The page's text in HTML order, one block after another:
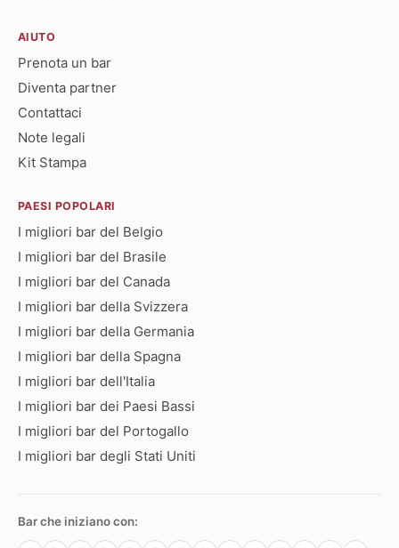
AIUTO
Prenota un bar
Diventa partner
Contattaci
Note legali
Kit Stampa
PAESI POPOLARI
I migliori bar del Belgio
I migliori bar del Brasile
I migliori bar del Canada
I migliori bar della Svizzera
I migliori bar della Germania
I migliori bar della Spagna
I migliori bar dell'Italia
I migliori bar dei Paesi Bassi
I migliori bar del Portogallo
I migliori bar degli Stati Uniti
Bar che iniziano con: